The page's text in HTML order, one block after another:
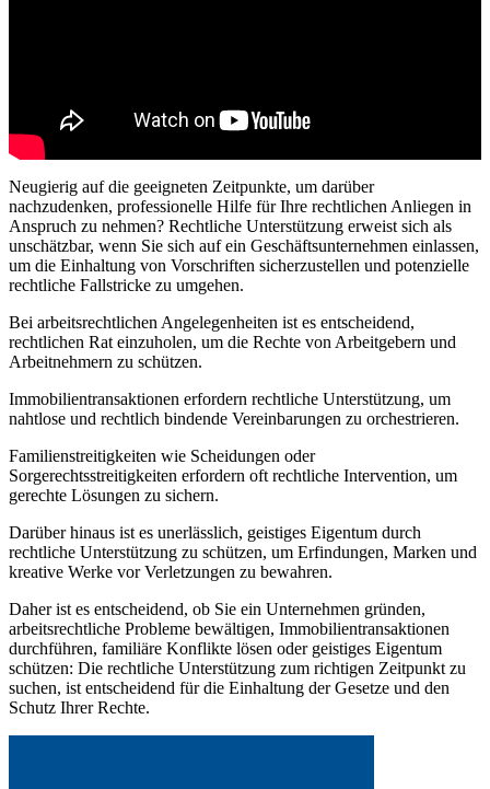
Neugierig auf die geeigneten Zeitpunkte, um darüber
nachzudenken, professionelle Hilfe für Ihre rechtlichen Anliegen in
Anspruch zu nehmen? Rechtliche Unterstützung erweist sich als
unschätzbar, wenn Sie sich auf ein Geschäftsunternehmen einlassen,
um die Einhaltung von Vorschriften sicherzustellen und potenzielle
rechtliche Fallstricke zu umgehen.
Bei arbeitsrechtlichen Angelegenheiten ist es entscheidend,
rechtlichen Rat einzuholen, um die Rechte von Arbeitgebern und
Arbeitnehmern zu schützen.
Immobilientransaktionen erfordern rechtliche Unterstützung, um
nahtlose und rechtlich bindende Vereinbarungen zu orchestrieren.
Familienstreitigkeiten wie Scheidungen oder
Sorgerechtsstreitigkeiten erfordern oft rechtliche Intervention, um
gerechte Lösungen zu sichern.
Darüber hinaus ist es unerlässlich, geistiges Eigentum durch
rechtliche Unterstützung zu schützen, um Erfindungen, Marken und
kreative Werke vor Verletzungen zu bewahren.
Daher ist es entscheidend, ob Sie ein Unternehmen gründen,
arbeitsrechtliche Probleme bewältigen, Immobilientransaktionen
durchführen, familiäre Konflikte lösen oder geistiges Eigentum
schützen: Die rechtliche Unterstützung zum richtigen Zeitpunkt zu
suchen, ist entscheidend für die Einhaltung der Gesetze und den
Schutz Ihrer Rechte.